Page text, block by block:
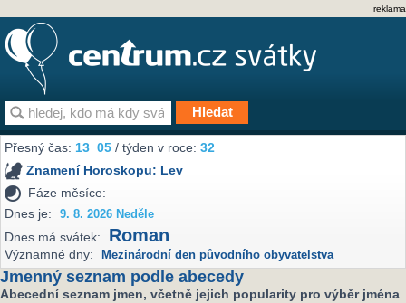
reklama
Přesný čas:13 05 / týden v roce:32
Znamení Horoskopu: Lev
Fáze měsíce:
Dnes je:
9. 8. 2026 Neděle
Dnes má svátek: Roman
Významné dny: Mezinárodní den původního obyvatelstva
Jmenný seznam podle abecedy
Abecední seznam jmen, včetně jejich popularity pro výběr jména